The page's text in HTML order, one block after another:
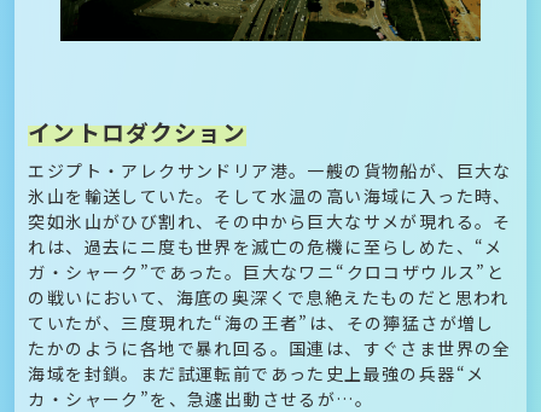
イントロダクション
エジプト・アレクサンドリア港。一艘の貨物船が、巨大な
氷山を輸送していた。そして水温の高い海域に入った時、
突如氷山がひび割れ、その中から巨大なサメが現れる。そ
れは、過去にニ度も世界を滅亡の危機に至らしめた、“メ
ガ・シャーク”であった。巨大なワニ“クロコザウルス”と
の戦いにおいて、海底の奥深くで息絶えたものだと思われ
ていたが、三度現れた“海の王者”は、その獰猛さが増し
たかのように各地で暴れ回る。国連は、すぐさま世界の全
海域を封鎖。まだ試運転前であった史上最強の兵器“メ
カ・シャーク”を、急遽出動させるが…。